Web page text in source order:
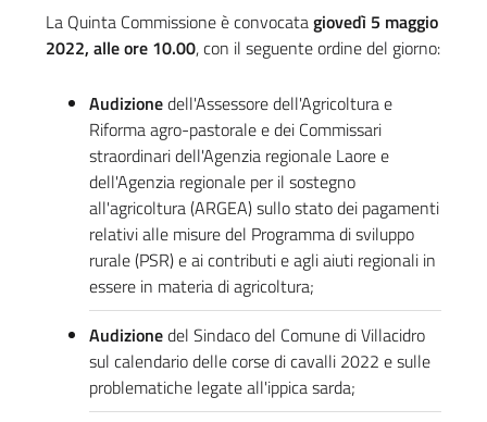
La Quinta Commissione è convocatagiovedì 5 maggio
2022, alle ore 10.00, con il seguente ordine del giorno:
Audizionedell'Assessore dell'Agricoltura e
Riforma agro-pastorale e dei Commissari
straordinari dell'Agenzia regionale Laore e
dell'Agenzia regionale per il sostegno
all'agricoltura (ARGEA) sullo stato dei pagamenti
relativi alle misure del Programma di sviluppo
rurale (PSR) e ai contributi e agli aiuti regionali in
essere in materia di agricoltura;
Audizionedel Sindaco del Comune di Villacidro
sul calendario delle corse di cavalli 2022 e sulle
problematiche legate all'ippica sarda;